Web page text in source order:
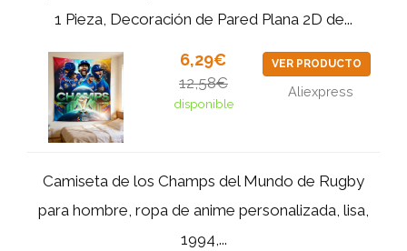
1 Pieza, Decoración de Pared Plana 2D de...
6,29€
12,58€
disponible
VER PRODUCTO
Aliexpress
Camiseta de los Champs del Mundo de Rugby
para hombre, ropa de anime personalizada, lisa,
1994,...